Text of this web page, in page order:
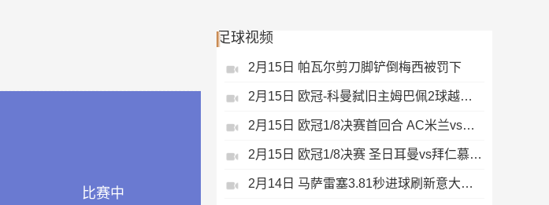
比赛中
足球视频
2月15日 帕瓦尔剪刀脚铲倒梅西被罚下
2月15日 欧冠-科曼弑旧主姆巴佩2球越位无效
2月15日 欧冠1/8决赛首回合 AC米兰vs热刺 录像 集锦
2月15日 欧冠1/8决赛 圣日耳曼vs拜仁慕尼黑 录像 集锦
2月14日 马萨雷塞3.81秒进球刷新意大利历史